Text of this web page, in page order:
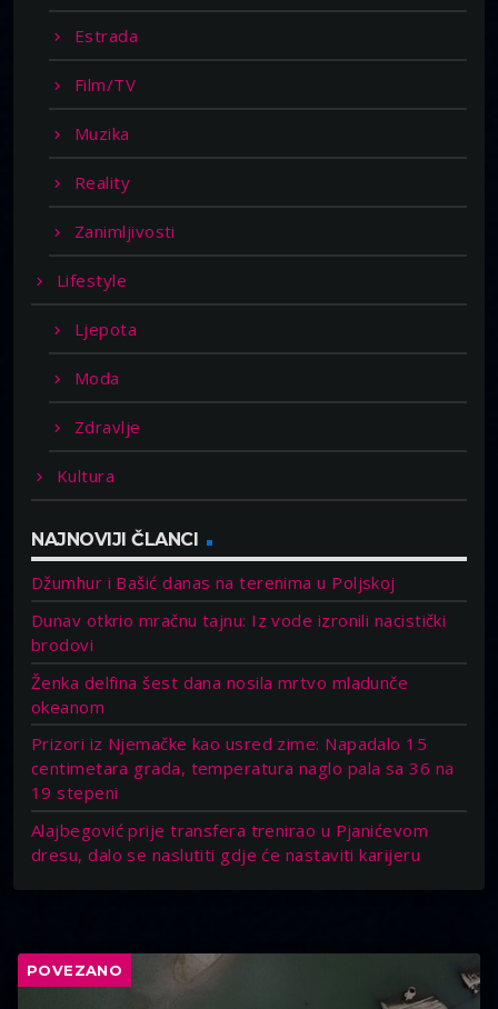
Estrada
Film/TV
Muzika
Reality
Zanimljivosti
Lifestyle
Ljepota
Moda
Zdravlje
Kultura
NAJNOVIJI ČLANCI
Džumhur i Bašić danas na terenima u Poljskoj
Dunav otkrio mračnu tajnu: Iz vode izronili nacistički
brodovi
Ženka delfina šest dana nosila mrtvo mladunče
okeanom
Prizori iz Njemačke kao usred zime: Napadalo 15
centimetara grada, temperatura naglo pala sa 36 na
19 stepeni
Alajbegović prije transfera trenirao u Pjanićevom
dresu, dalo se naslutiti gdje će nastaviti karijeru
POVEZANO